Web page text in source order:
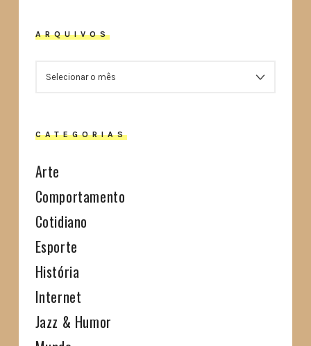
ARQUIVOS
CATEGORIAS
Arte
Comportamento
Cotidiano
Esporte
História
Internet
Jazz & Humor